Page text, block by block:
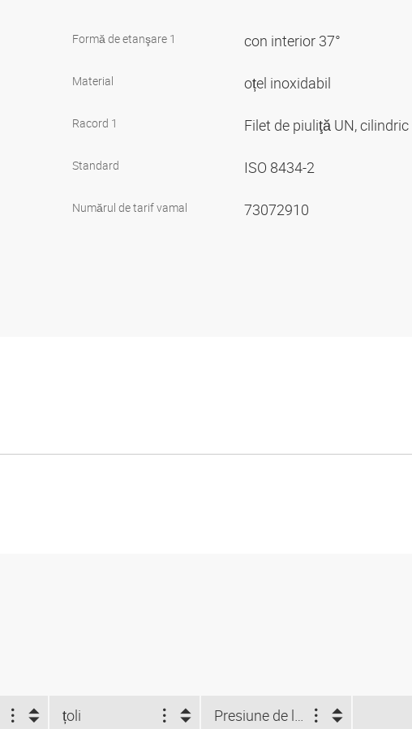
Formă de etanşare 1 con interior 37°
Material oțel inoxidabil
Racord 1 Filet de piuliţă UN, cilindric
Standard ISO 8434-2
Numărul de tarif vamal 73072910
țoli Presiune de lucru (bar)